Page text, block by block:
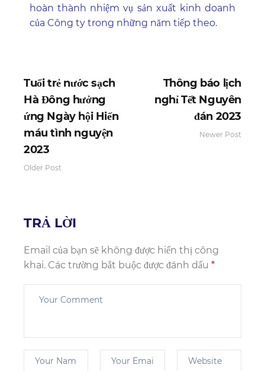
hoàn thành nhiệm vụ sản xuất kinh doanh
của Công ty trong những năm tiếp theo.
Tuổi trẻ nước sạch
Hà Đông hưởng
ứng Ngày hội Hiến
máu tình nguyện
2023
Older Post
Thông báo lịch
nghỉ Tết Nguyên
đán 2023
Newer Post
TRẢ LỜI
Email của bạn sẽ không được hiển thị công
khai. Các trường bắt buộc được đánh dấu *